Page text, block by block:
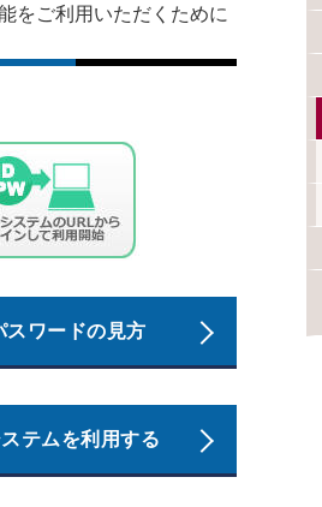
をご利用いただくために
スワードの見方
テムを利用する